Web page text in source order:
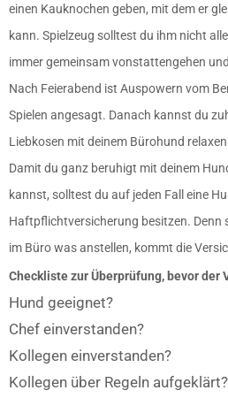
einen Kauknochen geben, mit dem er
kann. Spielzeug solltest du ihm nicht
immer gemeinsam vonstattengehen
Nach Feierabend ist Auspowern vom
Spielen angesagt. Danach kannst du
Liebkosen mit deinem Bürohund relaxen.
Damit du ganz beruhigt mit deinem
kannst, solltest du auf jeden Fall eine
Haftpflichtversicherung besitzen. Denn
im Büro was anstellen, kommt die
Checkliste zur Überprüfung, bevor der
Hund geeignet?
Chef einverstanden?
Kollegen einverstanden?
Kollegen über Regeln aufgeklärt?